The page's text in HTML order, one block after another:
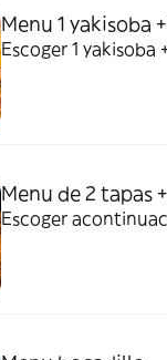
Menu 1 yakisoba
Escoger 1 yakisoba
Menu de 2 tapas
Escoger